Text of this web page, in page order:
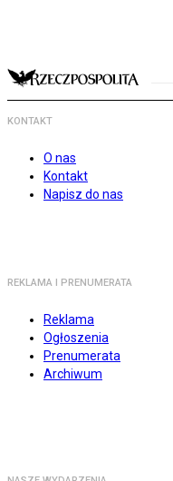
KONTAKT
O nas
Kontakt
Napisz do nas
REKLAMA I PRENUMERATA
Reklama
Ogłoszenia
Prenumerata
Archiwum